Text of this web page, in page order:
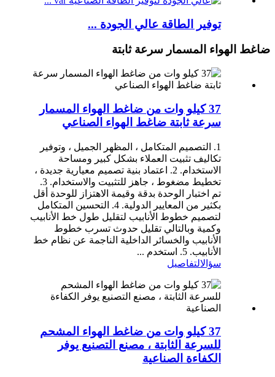
توفير الطاقة عالي الجودة ...
ضاغط الهواء المسمار سرعة ثابتة
37 كيلو وات من ضاغط الهواء المسمار
سرعة ثابتة ضاغط الهواء الصناعي
1. التصميم المتكامل ، المظهر الجميل ، وتوفير
تكاليف تثبيت العملاء بشكل كبير ومساحة
الاستخدام. 2. اعتماد بنية تصميم معيارية جديدة ،
تخطيط مضغوط ، جاهز للتثبيت والاستخدام. 3.
تم اختبار الوحدة بدقة وقيمة الاهتزاز للوحدة أقل
بكثير من المعايير الدولية. 4. التحسين المتكامل
لتصميم خطوط الأنابيب لتقليل طول خط الأنابيب
وكمية وبالتالي تقليل حدوث تسرب خطوط
الأنابيب والخسائر الداخلية الناجمة عن نظام خط
الأنابيب. 5. استخدم ...
سؤالالتفاصيل
37 كيلو وات من ضاغط الهواء المشحم
للسرعة الثابتة ، مصنع التصنيع يوفر
الكفاءة الصناعية